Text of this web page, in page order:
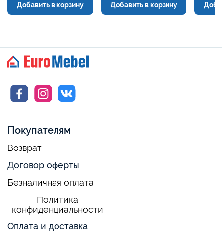
Добавить в корзину Добавить в корзину
Покупателям
Возврат
Договор оферты
Безналичная оплата
Политика
конфиденциальности
Оплата и доставка